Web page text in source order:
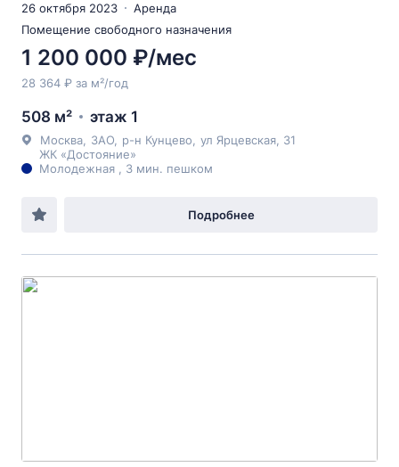
26 октября 2023
Аренда
Помещение свободного назначения
1 200 000 ₽/мес
28 364 ₽ за м²/год
508 м² этаж 1
Москва ЗАО р-н Кунцево ул Ярцевская , 31
ЖК «Достояние»
Молодежная , 3 мин. пешком
Подробнее